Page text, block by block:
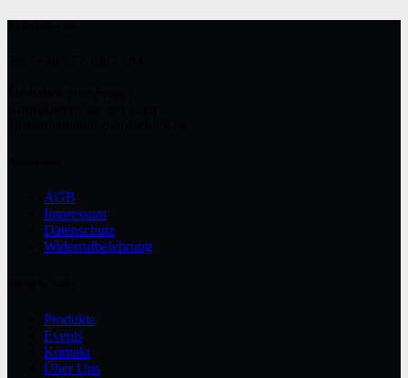
AGB
Impressum
Datenschutz
Widerrufbelehrung
Produkte
Events
Kontakt
Über Uns